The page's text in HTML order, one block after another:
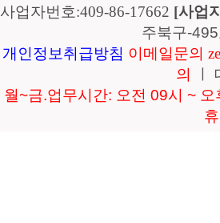
사업자번호:409-86-17662 [사업
주북구-
개인정보취급방침 이메일문의
의
월~금.업무시간: 오전 09시 ~